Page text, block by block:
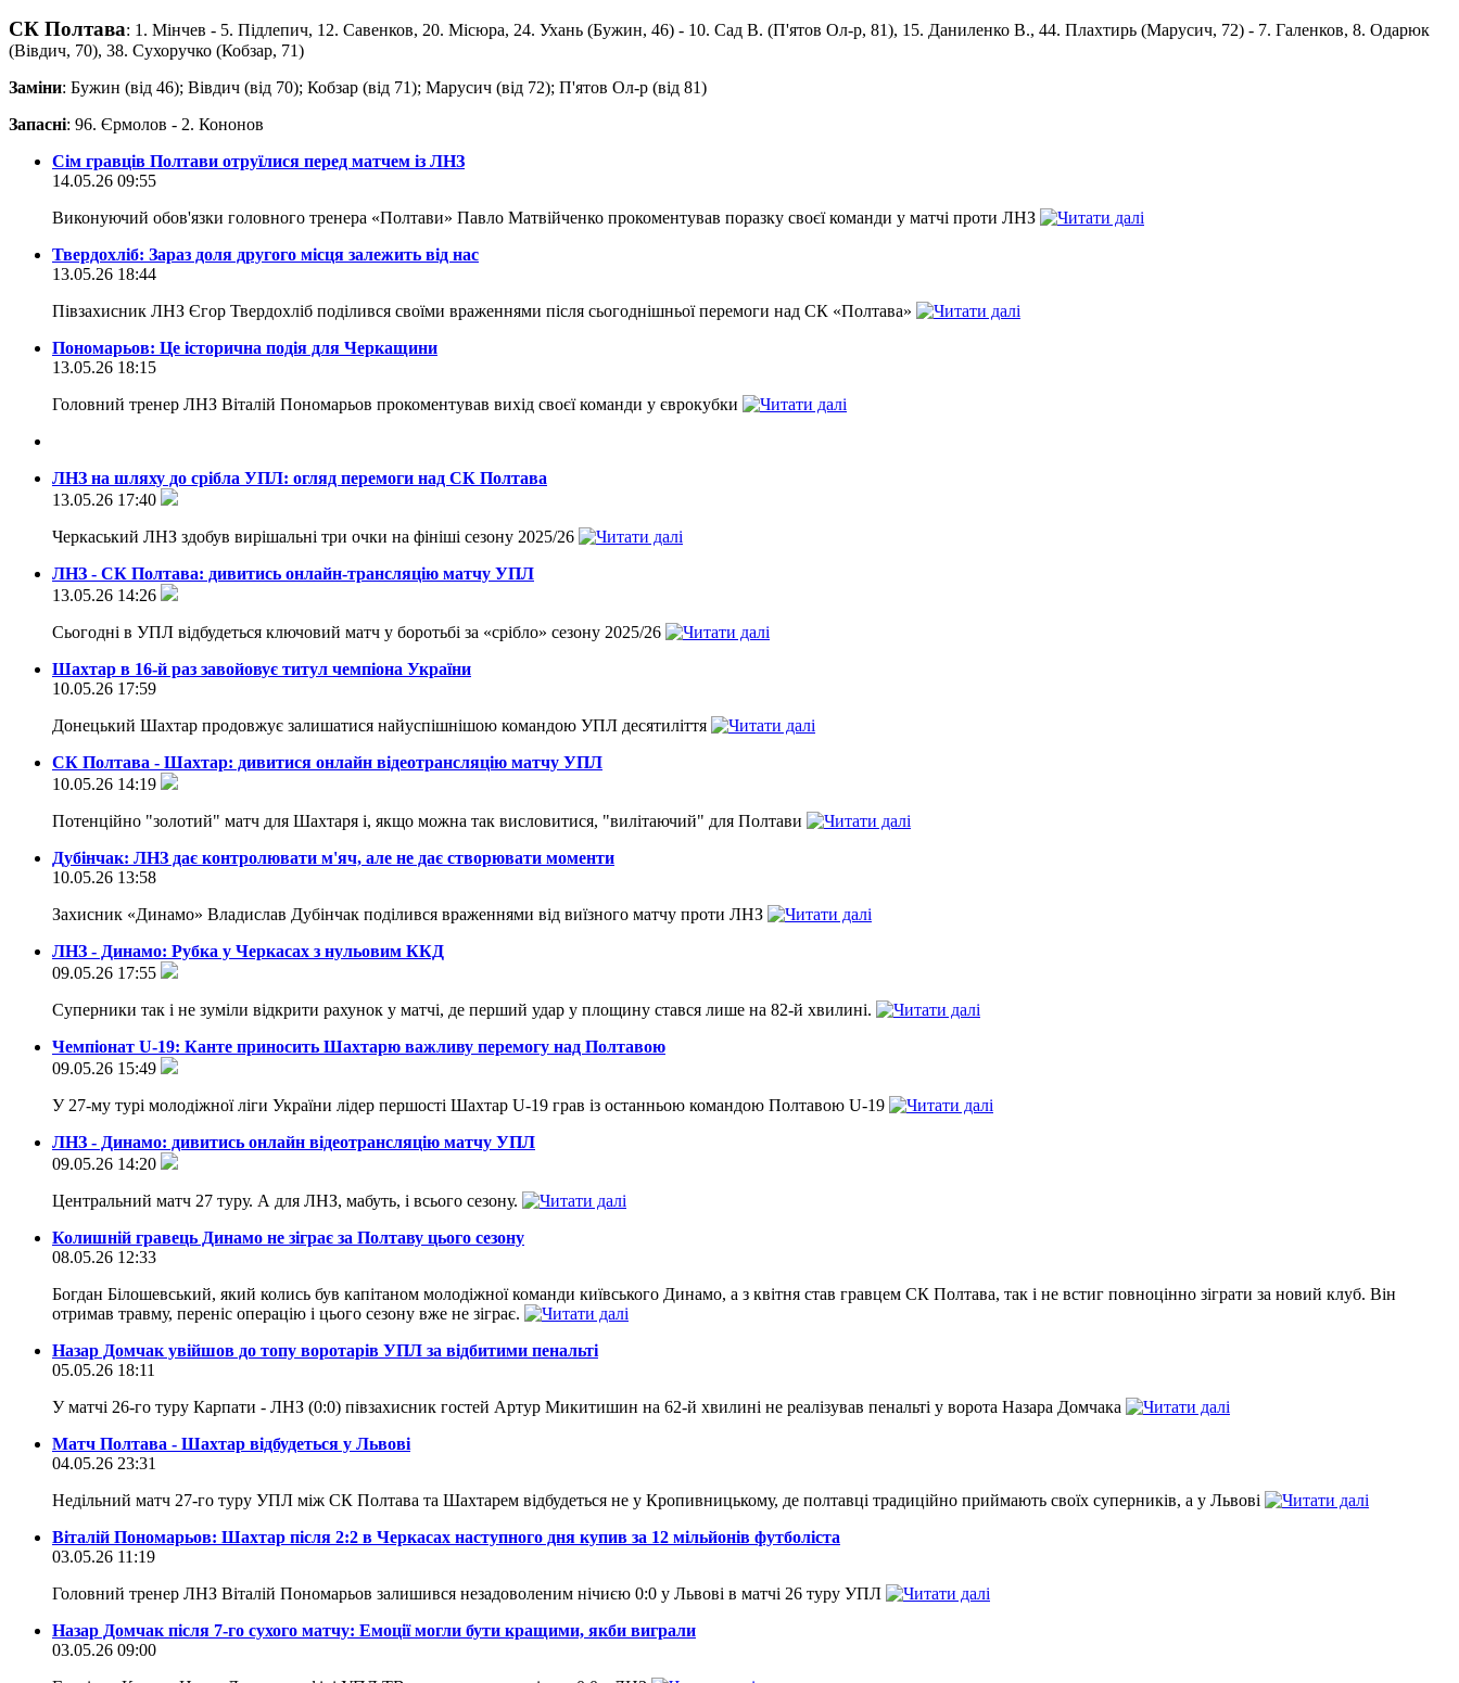
СК Полтава: 1. Мінчев - 5. Підлепич, 12. Савенков, 20. Місюра, 24. Ухань (Бужин, 46) - 10. Сад В. (П'ятов Ол-р, 81), 15. Даниленко В., 44. Плахтирь (Марусич, 72) - 7. Галенков, 8. Одарюк
(Вівдич, 70), 38. Сухоручко (Кобзар, 71)
Заміни: Бужин (від 46); Вівдич (від 70); Кобзар (від 71); Марусич (від 72); П'ятов Ол-р (від 81)
Запасні: 96. Єрмолов - 2. Кононов
Сім гравців Полтави отруїлися перед матчем із ЛНЗ
14.05.26 09:55
Виконуючий обов'язки головного тренера «Полтави» Павло Матвійченко прокоментував поразку своєї команди у матчі проти ЛНЗ
Твердохліб: Зараз доля другого місця залежить від нас
13.05.26 18:44
Півзахисник ЛНЗ Єгор Твердохліб поділився своїми враженнями після сьогоднішньої перемоги над СК «Полтава»
Пономарьов: Це історична подія для Черкащини
13.05.26 18:15
Головний тренер ЛНЗ Віталій Пономарьов прокоментував вихід своєї команди у єврокубки
ЛНЗ на шляху до срібла УПЛ: огляд перемоги над СК Полтава
13.05.26 17:40
Черкаський ЛНЗ здобув вирішальні три очки на фініші сезону 2025/26
ЛНЗ - СК Полтава: дивитись онлайн-трансляцію матчу УПЛ
13.05.26 14:26
Сьогодні в УПЛ відбудеться ключовий матч у боротьбі за «срібло» сезону 2025/26
Шахтар в 16-й раз завойовує титул чемпіона України
10.05.26 17:59
Донецький Шахтар продовжує залишатися найуспішнішою командою УПЛ десятиліття
СК Полтава - Шахтар: дивитися онлайн відеотрансляцію матчу УПЛ
10.05.26 14:19
Потенційно "золотий" матч для Шахтаря і, якщо можна так висловитися, "вилітаючий" для Полтави
Дубінчак: ЛНЗ дає контролювати м'яч, але не дає створювати моменти
10.05.26 13:58
Захисник «Динамо» Владислав Дубінчак поділився враженнями від виїзного матчу проти ЛНЗ
ЛНЗ - Динамо: Рубка у Черкасах з нульовим ККД
09.05.26 17:55
Суперники так і не зуміли відкрити рахунок у матчі, де перший удар у площину стався лише на 82-й хвилині.
Чемпіонат U-19: Канте приносить Шахтарю важливу перемогу над Полтавою
09.05.26 15:49
У 27-му турі молодіжної ліги України лідер першості Шахтар U-19 грав із останньою командою Полтавою U-19
ЛНЗ - Динамо: дивитись онлайн відеотрансляцію матчу УПЛ
09.05.26 14:20
Центральний матч 27 туру. А для ЛНЗ, мабуть, і всього сезону.
Колишній гравець Динамо не зіграє за Полтаву цього сезону
08.05.26 12:33
Богдан Білошевський, який колись був капітаном молодіжної команди київського Динамо, а з квітня став гравцем СК Полтава, так і не встиг повноцінно зіграти за новий клуб. Він
отримав травму, переніс операцію і цього сезону вже не зіграє.
Назар Домчак увійшов до топу воротарів УПЛ за відбитими пенальті
05.05.26 18:11
У матчі 26-го туру Карпати - ЛНЗ (0:0) півзахисник гостей Артур Микитишин на 62-й хвилині не реалізував пенальті у ворота Назара Домчака
Матч Полтава - Шахтар відбудеться у Львові
04.05.26 23:31
Недільний матч 27-го туру УПЛ між СК Полтава та Шахтарем відбудеться не у Кропивницькому, де полтавці традиційно приймають своїх суперників, а у Львові
Віталій Пономарьов: Шахтар після 2:2 в Черкасах наступного дня купив за 12 мільйонів футболіста
03.05.26 11:19
Головний тренер ЛНЗ Віталій Пономарьов залишився незадоволеним нічиєю 0:0 у Львові в матчі 26 туру УПЛ
Назар Домчак після 7-го сухого матчу: Емоції могли бути кращими, якби виграли
03.05.26 09:00